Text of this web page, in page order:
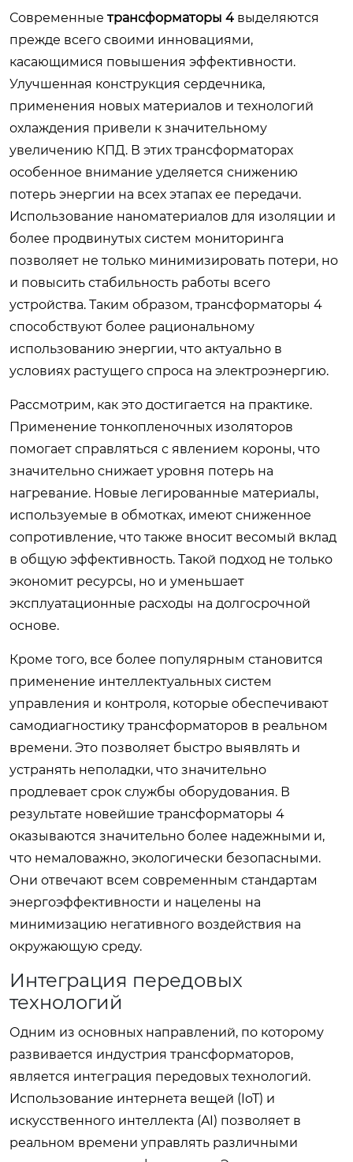
Современные трансформаторы 4 выделяются
прежде всего своими инновациями,
касающимися повышения эффективности.
Улучшенная конструкция сердечника,
применения новых материалов и технологий
охлаждения привели к значительному
увеличению КПД. В этих трансформаторах
особенное внимание уделяется снижению
потерь энергии на всех этапах ее передачи.
Использование наноматериалов для изоляции и
более продвинутых систем мониторинга
позволяет не только минимизировать потери, но
и повысить стабильность работы всего
устройства. Таким образом, трансформаторы 4
способствуют более рациональному
использованию энергии, что актуально в
условиях растущего спроса на электроэнергию.
Рассмотрим, как это достигается на практике.
Применение тонкопленочных изоляторов
помогает справляться с явлением короны, что
значительно снижает уровня потерь на
нагревание. Новые легированные материалы,
используемые в обмотках, имеют сниженное
сопротивление, что также вносит весомый вклад
в общую эффективность. Такой подход не только
экономит ресурсы, но и уменьшает
эксплуатационные расходы на долгосрочной
основе.
Кроме того, все более популярным становится
применение интеллектуальных систем
управления и контроля, которые обеспечивают
самодиагностику трансформаторов в реальном
времени. Это позволяет быстро выявлять и
устранять неполадки, что значительно
продлевает срок службы оборудования. В
результате новейшие трансформаторы 4
оказываются значительно более надежными и,
что немаловажно, экологически безопасными.
Они отвечают всем современным стандартам
энергоэффективности и нацелены на
минимизацию негативного воздействия на
окружающую среду.
Интеграция передовых
технологий
Одним из основных направлений, по которому
развивается индустрия трансформаторов,
является интеграция передовых технологий.
Использование интернета вещей (IoT) и
искусственного интеллекта (AI) позволяет в
реальном времени управлять различными